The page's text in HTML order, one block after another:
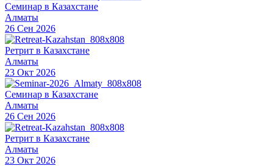
Семинар в Казахстане
Алматы
26 Сен 2026
Ретрит в Казахстане
Алматы
23 Окт 2026
Семинар в Казахстане
Алматы
26 Сен 2026
Ретрит в Казахстане
Алматы
23 Окт 2026